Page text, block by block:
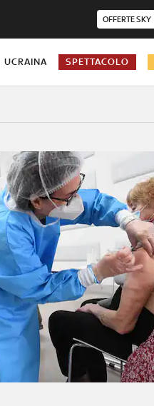
OFFERTE SKY
UCRAINA SPETTACOLO